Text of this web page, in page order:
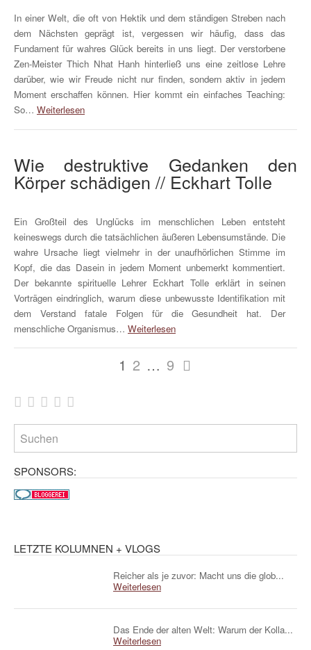
In einer Welt, die oft von Hektik und dem ständigen Streben nach
dem Nächsten geprägt ist, vergessen wir häufig, dass das
Fundament für wahres Glück bereits in uns liegt. Der verstorbene
Zen-Meister Thich Nhat Hanh hinterließ uns eine zeitlose Lehre
darüber, wie wir Freude nicht nur finden, sondern aktiv in jedem
Moment erschaffen können. Hier kommt ein einfaches Teaching:
So… Weiterlesen
Wie destruktive Gedanken den
Körper schädigen // Eckhart Tolle
Ein Großteil des Unglücks im menschlichen Leben entsteht
keineswegs durch die tatsächlichen äußeren Lebensumstände. Die
wahre Ursache liegt vielmehr in der unaufhörlichen Stimme im
Kopf, die das Dasein in jedem Moment unbemerkt kommentiert.
Der bekannte spirituelle Lehrer Eckhart Tolle erklärt in seinen
Vorträgen eindringlich, warum diese unbewusste Identifikation mit
dem Verstand fatale Folgen für die Gesundheit hat. Der
menschliche Organismus… Weiterlesen
WHUDAT:
1 2 … 9
SPONSORS:
LETZTE KOLUMNEN + VLOGS
Reicher als je zuvor: Macht uns die glob...
Weiterlesen
Das Ende der alten Welt: Warum der Kolla...
Weiterlesen